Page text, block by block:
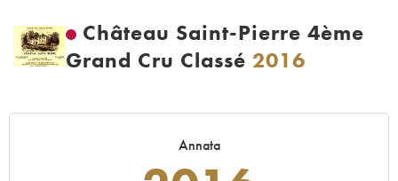
Château Saint-Pierre 4ème
Grand Cru Classé 2016
Annata